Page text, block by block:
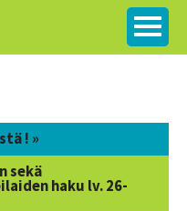
! »
sekä
haku lv. 26-